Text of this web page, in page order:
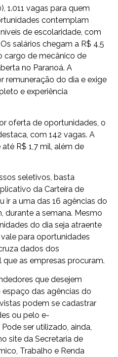
1.011 vagas para quem
contemplam
de escolaridade, com
salários chegam a R$ 4,5
cargo de mecânico de
no Paranoá. A
remuneração do dia e exige
e experiência
oferta de oportunidades, o
com 142 vagas. A
R$ 1,7 mil, além de
seletivos, basta
da Carteira de
ir a uma das 16 agências do
durante a semana. Mesmo
do dia seja atraente
para oportunidades
dados dos
as empresas procuram.
que desejem
das agências do
podem se cadastrar
ou pelo e-
ser utilizado, ainda,
site da Secretaria de
Trabalho e Renda